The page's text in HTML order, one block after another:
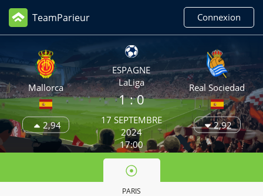
TeamParieur Connexion
Mallorca
2,94
ESPAGNE
LaLiga
1: 0
17 SEPTEMBRE
2024
17:00
Real Sociedad
2,92
PARIS